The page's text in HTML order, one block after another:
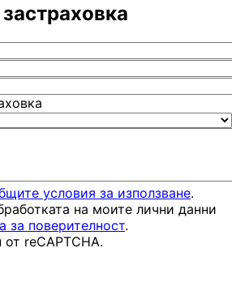
условия за използване.
на моите лични данни
за поверителност.
reCAPTCHA.